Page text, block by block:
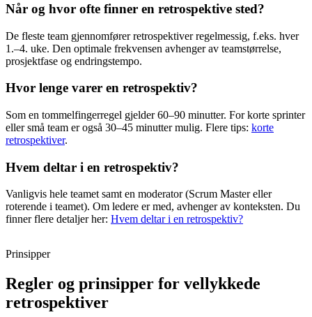
Når og hvor ofte finner en retrospektive sted?
De fleste team gjennomfører retrospektiver regelmessig, f.eks. hver
1.–4. uke. Den optimale frekvensen avhenger av teamstørrelse,
prosjektfase og endringstempo.
Hvor lenge varer en retrospektiv?
Som en tommelfingerregel gjelder 60–90 minutter. For korte sprinter
eller små team er også 30–45 minutter mulig. Flere tips: korte
retrospektiver.
Hvem deltar i en retrospektiv?
Vanligvis hele teamet samt en moderator (Scrum Master eller
roterende i teamet). Om ledere er med, avhenger av konteksten. Du
finner flere detaljer her: Hvem deltar i en retrospektiv?
Prinsipper
Regler og prinsipper for vellykkede
retrospektiver